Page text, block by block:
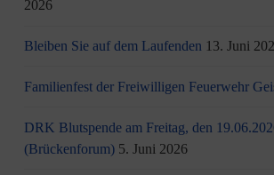
2026
Bleiben Sie auf dem Laufenden 13. Juni
Familienfest der Freiwilligen Feuerwehr
DRK Blutspende am Freitag, den
(Brückenforum) 5. Juni 2026